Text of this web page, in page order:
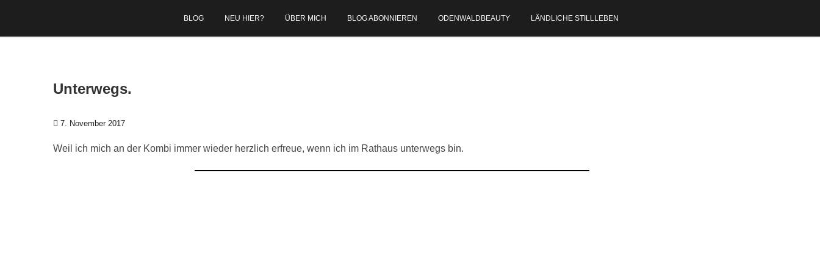
BLOG NEU HIER? ÜBER MICH BLOG ABONNIEREN ODENWALDBEAUTY LÄNDLICHE STILLLEBEN
Unterwegs.
7. November 2017
Weil ich mich an der Kombi immer wieder herzlich erfreue, wenn ich im Rathaus unterwegs bin.